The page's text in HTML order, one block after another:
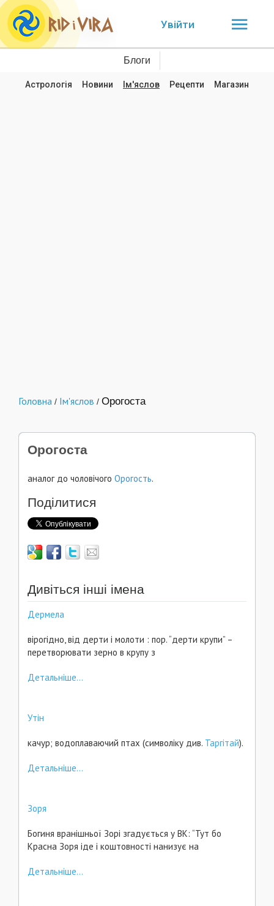
Увійти
Блоги
Астрологія Новини Ім'яслов Рецепти Магазин
Головна / Ім'яслов / Орогоста
Орогоста
аналог до чоловічого Орогость.
Поділитися
Дивіться інші імена
Дермела
вірогідно, від дерти і молоти : пор. “дерти крупи” –
перетворювати зерно в крупу з
Детальніше...
Утін
качур; водоплаваючий птах (символіку див. Таргітай).
Детальніше...
Зоря
Богиня вранішньої Зорі згадується у ВК: “Тут бо
Красна Зоря іде і коштовності нанизує на
Детальніше...